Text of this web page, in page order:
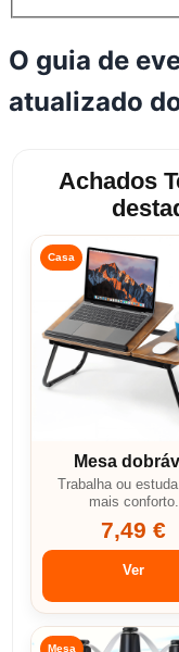
O guia de
atualizado
Achados
Casa
Mesa
Trabalha ou
mais conforto.
7,49 €
Ver
Mesa